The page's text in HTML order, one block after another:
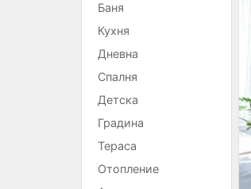
Баня
Кухня
Дневна
Спалня
Детска
Градина
Тераса
Отопление